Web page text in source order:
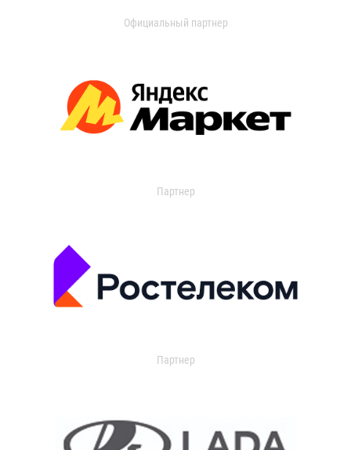
Официальный партнер
Партнер
Партнер